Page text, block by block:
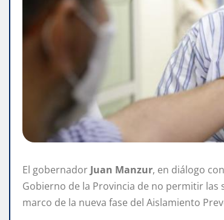
El gobernador Juan Manzur, en diálogo
Gobierno de la Provincia de no permitir
marco de la nueva fase del Aislamiento